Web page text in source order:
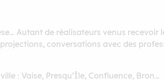
Autant de réalisateurs venus recevoir
conversations avec des
: Vaise, Presqu’Île, Confluence, Bron…